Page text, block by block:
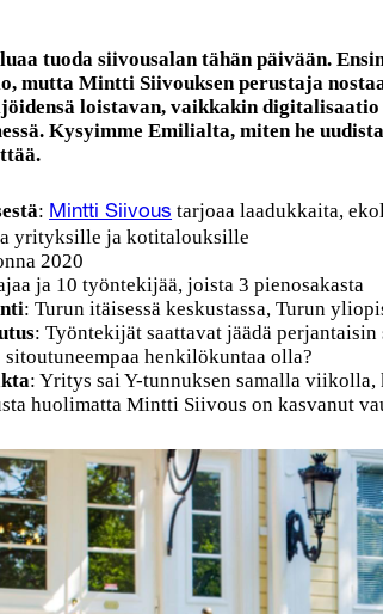
tuoda siivousalan tähän päivään.
mutta Mintti Siivouksen perustaja
loistavan, vaikkakin
Kysyimme Emilialta, miten he
: Mintti Siivous tarjoaa laadukkaita,
yrityksille ja kotitalouksille
2020
ja 10 työntekijää, joista 3 pienosakasta
: Turun itäisessä keskustassa, Turun
: Työntekijät saattavat jäädä
henkilökuntaa olla?
: Yritys sai Y-tunnuksen samalla viikolla,
huolimatta Mintti Siivous on kasvanut